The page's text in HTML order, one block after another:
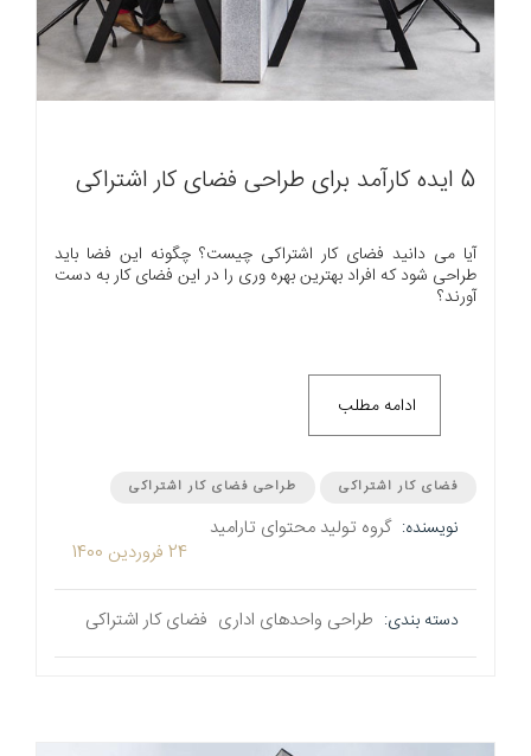
5 ایده کارآمد برای طراحی فضای کار اشتراکی
آیا می دانید فضای کار اشتراکی چیست؟ چگونه این فضا باید
طراحی شود که افراد بهترین بهره وری را در این فضای کار به دست
آورند؟
ادامه مطلب
فضای کار اشتراکی طراحی فضای کار اشتراکی
نویسنده: گروه تولید محتوای تارامید
24 فروردین 1400
دسته بندی: طراحی واحدهای اداری فضای کار اشتراکی